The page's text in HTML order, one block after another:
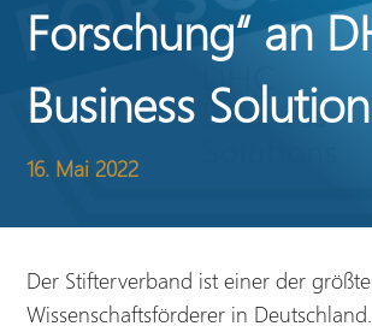
Forschung“ an
Business
16. Mai 2022
Der Stifterverband ist einer der
Wissenschaftsförderer in